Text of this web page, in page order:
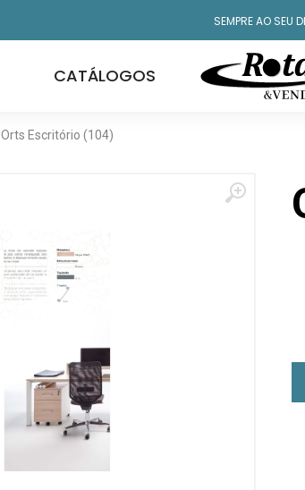
SEMPRE AO SEU
CATÁLOGOS
Orts Escritório (104)